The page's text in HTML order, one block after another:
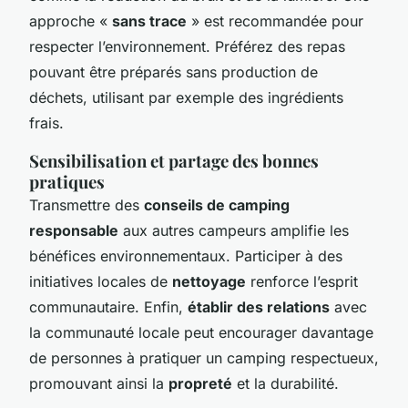
approche « sans trace » est recommandée pour
respecter l’environnement. Préférez des repas
pouvant être préparés sans production de
déchets, utilisant par exemple des ingrédients
frais.
Sensibilisation et partage des bonnes
pratiques
Transmettre des conseils de camping
responsable aux autres campeurs amplifie les
bénéfices environnementaux. Participer à des
initiatives locales de nettoyage renforce l’esprit
communautaire. Enfin, établir des relations avec
la communauté locale peut encourager davantage
de personnes à pratiquer un camping respectueux,
promouvant ainsi la propreté et la durabilité.